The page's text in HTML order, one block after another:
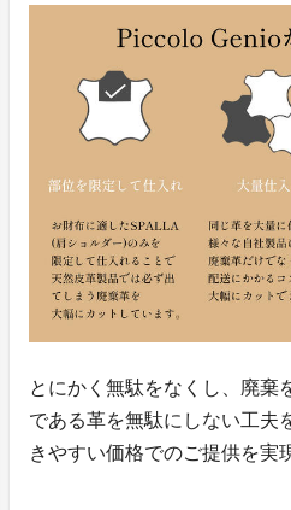
とにかく無駄をなくし、廃棄
である革を無駄にしない工夫
きやすい価格でのご提供を実